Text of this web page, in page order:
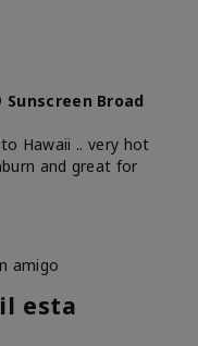
Broad
Hawaii .. very hot
and great for
amigo
esta